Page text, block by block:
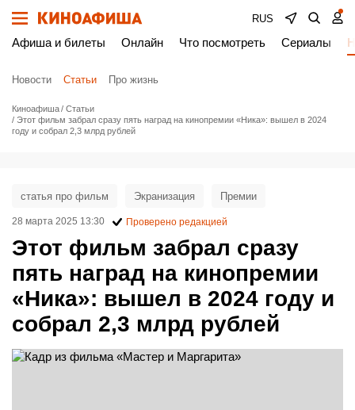
RUS
Афиша и билеты Онлайн Что посмотреть Сериалы
Новости Статьи Про жизнь
Киноафиша
Статьи
Этот фильм забрал сразу пять наград на кинопремии «Ника»: вышел в 2024
году и собрал 2,3 млрд рублей
Этот фильм забрал сразу
пять наград на кинопремии
«Ника»: вышел в 2024 году и
собрал 2,3 млрд рублей
статья про фильм Экранизация Премии
28 марта 2025 13:30 Проверено редакцией